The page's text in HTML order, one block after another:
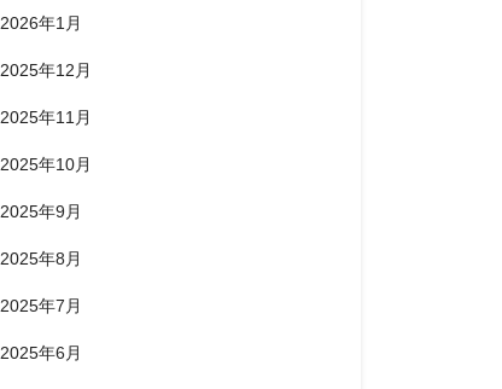
2026年1月
2025年12月
2025年11月
2025年10月
2025年9月
2025年8月
2025年7月
2025年6月